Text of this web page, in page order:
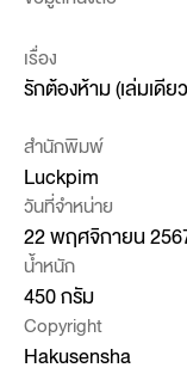
เรื่อง
รักต้องห้าม (เล่มเดีย
สำนักพิมพ์
Luckpim
วันที่จำหน่าย
22 พฤศจิกายน
น้ำหนัก
450 กรัม
Copyright
Hakusensha